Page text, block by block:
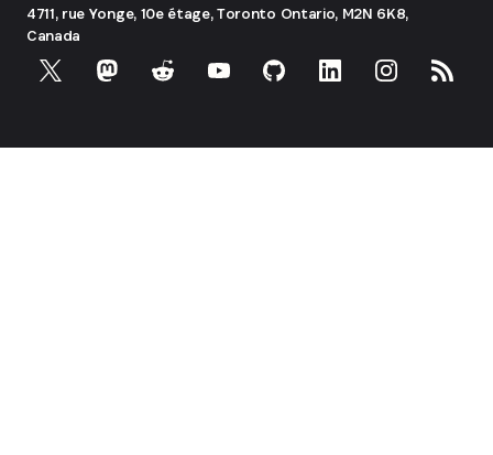
4711, rue Yonge, 10e étage, Toronto Ontario, M2N 6K8,
Canada